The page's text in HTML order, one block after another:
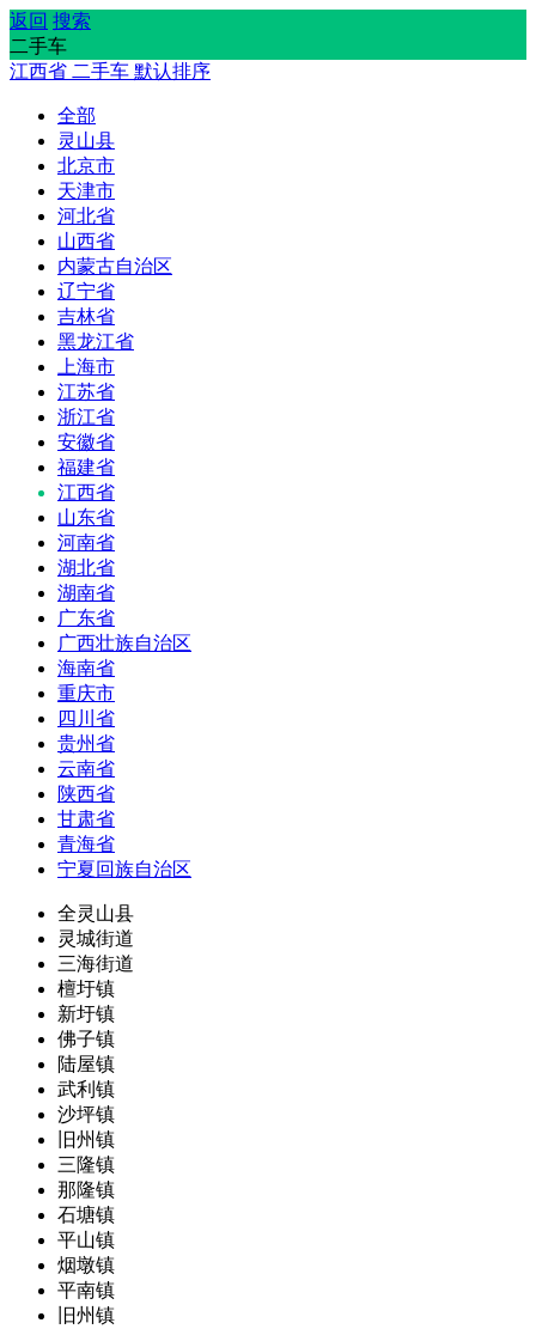
返回 搜索
二手车
江西省 二手车 默认排序
全部
灵山县
北京市
天津市
河北省
山西省
内蒙古自治区
辽宁省
吉林省
黑龙江省
上海市
江苏省
浙江省
安徽省
福建省
江西省
山东省
河南省
湖北省
湖南省
广东省
广西壮族自治区
海南省
重庆市
四川省
贵州省
云南省
陕西省
甘肃省
青海省
宁夏回族自治区
全灵山县
灵城街道
三海街道
檀圩镇
新圩镇
佛子镇
陆屋镇
武利镇
沙坪镇
旧州镇
三隆镇
那隆镇
石塘镇
平山镇
烟墩镇
平南镇
旧州镇